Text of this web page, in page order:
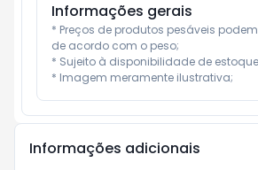
Informações gerais
* Preços de produtos pesáveis
de acordo com o peso;
* Sujeito à disponibilidade de
* Imagem meramente ilustrativa;
Informações adicionais